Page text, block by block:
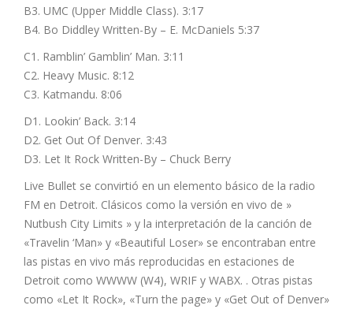
B3. UMC (Upper Middle Class). 3:17
B4. Bo Diddley Written-By – E. McDaniels 5:37
C1. Ramblin’ Gamblin’ Man. 3:11
C2. Heavy Music. 8:12
C3. Katmandu. 8:06
D1. Lookin’ Back. 3:14
D2. Get Out Of Denver. 3:43
D3. Let It Rock Written-By – Chuck Berry
Live Bullet se convirtió en un elemento básico de la radio
FM en Detroit. Clásicos como la versión en vivo de »
Nutbush City Limits » y la interpretación de la canción de
«Travelin ‘Man» y «Beautiful Loser» se encontraban entre
las pistas en vivo más reproducidas en estaciones de
Detroit como WWWW (W4), WRIF y WABX. . Otras pistas
como «Let It Rock», «Turn the page» y «Get Out of Denver»